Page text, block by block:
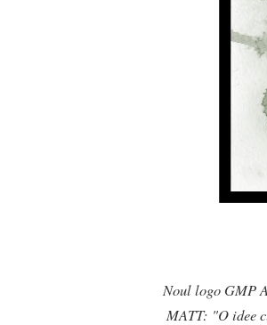
Noul logo GMP
MATT: "O idee